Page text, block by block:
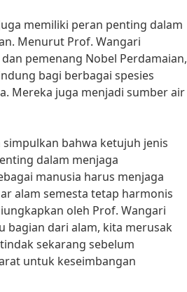
memiliki peran penting dalam
Menurut Prof. Wangari
pemenang Nobel Perdamaian,
bagi berbagai spesies
Mereka juga menjadi sumber air
bahwa ketujuh jenis
dalam menjaga
manusia harus menjaga
alam semesta tetap harmonis
oleh Prof. Wangari
bagian dari alam, kita merusak
sekarang sebelum
untuk keseimbangan